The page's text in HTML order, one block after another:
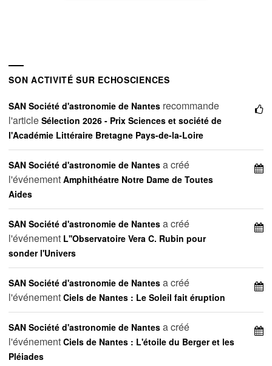
SON ACTIVITÉ SUR ECHOSCIENCES
SAN Société d'astronomie de Nantes recommande
l'articleSélection 2026 - Prix Sciences et société de
l'Académie Littéraire Bretagne Pays-de-la-Loire
SAN Société d'astronomie de Nantes a créé
l'événementAmphithéatre Notre Dame de Toutes
Aides
SAN Société d'astronomie de Nantes a créé
l'événement L''Observatoire Vera C. Rubin pour
sonder l'Univers
SAN Société d'astronomie de Nantes a créé
l'événementCiels de Nantes : Le Soleil fait éruption
SAN Société d'astronomie de Nantes a créé
l'événementCiels de Nantes : L'étoile du Berger et les
Pléiades